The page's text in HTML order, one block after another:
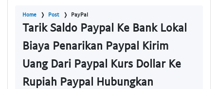
Home Post PayPal
Tarik Saldo Paypal Ke Bank Lokal
Biaya Penarikan Paypal Kirim
Uang Dari Paypal Kurs Dollar Ke
Rupiah Paypal Hubungkan